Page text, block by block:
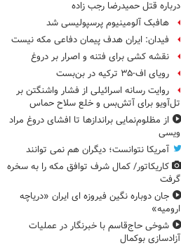
درباره قتل حمیدرضا رجب زاده
هافبک آلومینیوم پرسپولیسی شد
فیدان: ایران هدف پیمان دفاعی مکه نیست
نقشه کشی برای فتنه و اصرار بر دروغ
رویای اف-۳۵ ترکیه در بن‌بست
روایت رسانه اسرائیلی از فشار واشنگتن بر
تل‌آویو برای آتش‌بس و خلع سلاح حماس
از مظلوم‌نمایی براندازها تا افشای دروغ مراد
ویسی
آمریکا نتوانست؛ دیگران هم نمی توانند
کاریکاتور/ کمال شرف توافق مکه را به سخره
گرفت
جان دوباره نگین فیروزه ای ایران «دریاچه
ارومیه»
شوخی حاج‌قاسم با خبرنگار در عملیات
آزادسازی بوکمال